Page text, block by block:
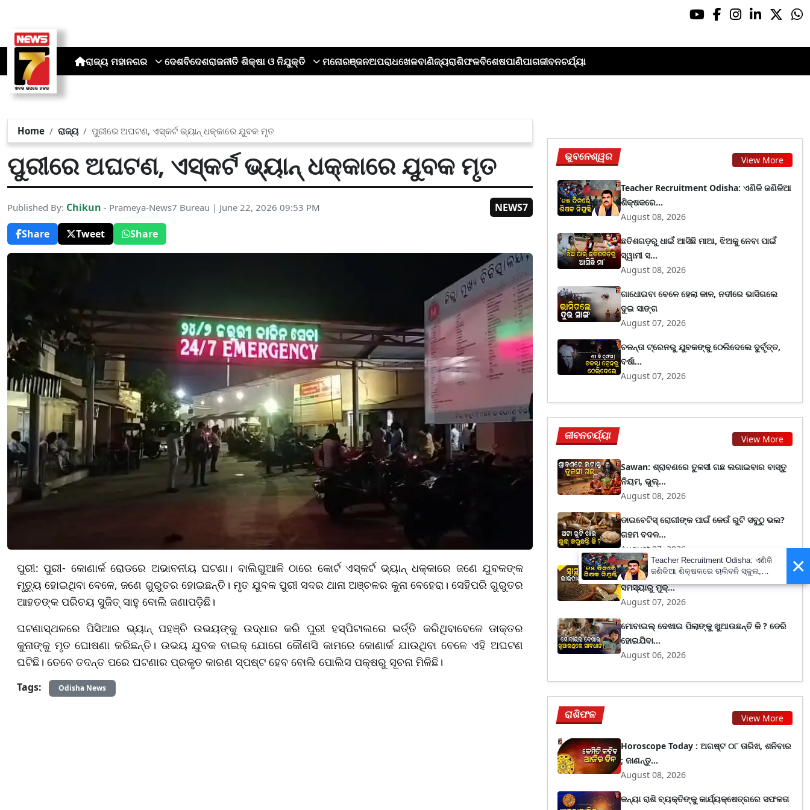
ରାଜ୍ୟ ମହାନଗର ଦେଶବିଦେଶରାଜନୀତି ଶିକ୍ଷା ଓ ନିଯୁକ୍ତି ମନୋରଞ୍ଜନଅପରାଧଖେଳବାଣିଜ୍ୟରାଶିଫଳବିଶେଷପାଣିପାଗଜୀବନଚର୍ଯ୍ୟା
Home ରାଜ୍ୟ ପୁରୀରେ ଅଘଟଣ, ଏସ୍କର୍ଟ ଭ୍ୟାନ୍ ଧକ୍କାରେ ଯୁବକ ମୃତ
ପୁରୀରେ ଅଘଟଣ, ଏସ୍କର୍ଟ ଭ୍ୟାନ୍ ଧକ୍କାରେ ଯୁବକ ମୃତ
Published By: Chikun - Prameya-News7 Bureau | June 22, 2026 09:53 PM
NEWS7
Share
Tweet Share
ପୁରୀ: ପୁରୀ- କୋଣାର୍କ ରୋଡରେ ଅଭାବନୀୟ ଘଟଣା। ବାଲିଗୁଆଳି ଠାରେ କୋର୍ଟ ଏସ୍କର୍ଟ ଭ୍ୟାନ୍ ଧକ୍କାରେ ଜଣେ ଯୁବକଙ୍କ
ମୃତ୍ୟୁ ହୋଇଥିବା ବେଳେ, ଜଣେ ଗୁରୁତର ହୋଇଛନ୍ତି। ମୃତ ଯୁବକ ପୁରୀ ସଦର ଥାନା ଅଞ୍ଚଳର କୁନା ବେହେରା। ସେହିପରି ଗୁରୁତର
ଆହତଙ୍କ ପରିଚୟ ସୁଜିତ୍ ସାହୁ ବୋଲି ଜଣାପଡ଼ିଛି।
ଘଟଣାସ୍ଥଳରେ ପିସିଆର ଭ୍ୟାନ୍ ପହଞ୍ଚି ଉଭୟଙ୍କୁ ଉଦ୍ଧାର କରି ପୁରୀ ହସ୍ପିଟାଲରେ ଭର୍ତ୍ତି କରିଥିବାବେଳେ ଡାକ୍ତର
କୁନାଙ୍କୁ ମୃତ ଘୋଷଣା କରିଛନ୍ତି। ଉଭୟ ଯୁବକ ବାଇକ୍ ଯୋଗେ କୌଣସି କାମରେ କୋଣାର୍କ ଯାଉଥିବା ବେଳେ ଏହି ଅଘଟଣ
ଘଟିଛି। ତେବେ ତଦନ୍ତ ପରେ ଘଟଣାର ପ୍ରକୃତ କାରଣ ସ୍ପଷ୍ଟ ହେବ ବୋଲି ପୋଲିସ ପକ୍ଷରୁ ସୂଚନା ମିଳିଛି।
Tags: Odisha News
ଭୁବନେଶ୍ୱର View More
Teacher Recruitment Odisha: ଏଣିକି ଜଣିକିଆ
ଶିକ୍ଷକରେ...
August 08, 2026
ଛତିଶଗଡ଼ରୁ ଧାଇଁ ଆସିଛି ମାଆ, ଝିଅକୁ ନେବା ପାଇଁ
ସ୍ୱାମୀ ସ...
August 08, 2026
ଗାଧୋଇବା ବେଳେ ହେଲା କାଳ, ନଦୀରେ ଭାସିଗଲେ
ଦୁଇ ସାଙ୍ଗ
August 07, 2026
ଚଳନ୍ତା ଟ୍ରେନରୁ ଯୁବକଙ୍କୁ ଠେଲିଦେଲେ ଦୁର୍ବୃତ୍ତ,
ବର୍ଷା...
August 07, 2026
ଜୀବନଚର୍ଯ୍ୟା View More
Sawan: ଶ୍ରାବଣରେ ତୁଳସୀ ଗଛ ଲଗାଇବାର ବାସ୍ତୁ
ନିୟମ, ଭୁଲ୍...
August 08, 2026
ଡାଇବେଟିସ୍ ରୋଗୀଙ୍କ ପାଇଁ କେଉଁ ରୁଟି ସବୁଠୁ ଭଲ?
ଗହମ ବଦଳ...
August 07, 2026
Ajwain Health: କେବଳ ସ୍ଵାଦ ନୁହେଁ ଅନେକ
ସମସ୍ୟାରୁ ମୁକ୍...
August 07, 2026
ମୋବାଇଲ୍ ଦେଖାଇ ପିଲାଙ୍କୁ ଖୁଆଉଛନ୍ତି କି ? ଡେରି
ହୋଇଯିବା...
August 06, 2026
ରାଶିଫଳ View More
Horoscope Today : ଅଗଷ୍ଟ ୦୮ ତାରିଖ, ଶନିବାର
; ଜାଣନ୍ତୁ...
August 08, 2026
କନ୍ୟା ରାଶି ବ୍ୟକ୍ତିଙ୍କୁ କାର୍ଯ୍ୟକ୍ଷେତ୍ରରେ ସଫଳତା
×
Teacher Recruitment Odisha: ଏଣିକି
ଜଣିକିଆ ଶିକ୍ଷକରେ ଚାଲିବନି ସ୍କୁଲ,
ନିଯୁକ୍ତ ହେବେ ନୂଆ ଶିକ୍ଷକ ; ୧୫ ଦିନରେ
ପ୍ରକ୍ରିୟା ସାରିବାକୁ ନିର୍ଦ୍ଦେଶ